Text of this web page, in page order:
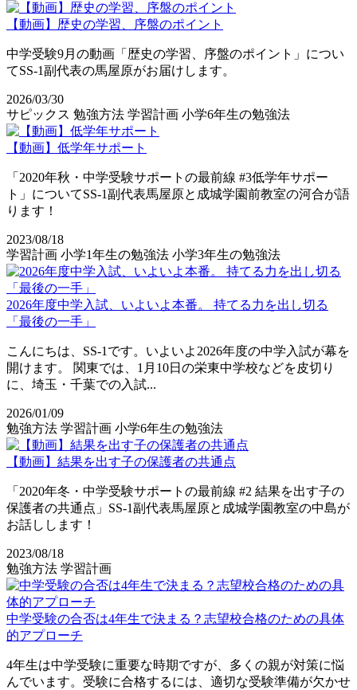
【動画】歴史の学習、序盤のポイント
中学受験9月の動画「歴史の学習、序盤のポイント」につい
てSS-1副代表の馬屋原がお届けします。
2026/03/30
サピックス 勉強方法 学習計画 小学6年生の勉強法
【動画】低学年サポート
「2020年秋・中学受験サポートの最前線 #3低学年サポー
ト」についてSS-1副代表馬屋原と成城学園前教室の河合が語
ります！
2023/08/18
学習計画 小学1年生の勉強法 小学3年生の勉強法
2026年度中学入試、いよいよ本番。 持てる力を出し切る
「最後の一手」
こんにちは、SS-1です。いよいよ2026年度の中学入試が幕を
開けます。 関東では、1月10日の栄東中学校などを皮切り
に、埼玉・千葉での入試...
2026/01/09
勉強方法 学習計画 小学6年生の勉強法
【動画】結果を出す子の保護者の共通点
「2020年冬・中学受験サポートの最前線 #2 結果を出す子の
保護者の共通点」SS-1副代表馬屋原と成城学園教室の中島が
お話しします！
2023/08/18
勉強方法 学習計画
中学受験の合否は4年生で決まる？志望校合格のための具体
的アプローチ
4年生は中学受験に重要な時期ですが、多くの親が対策に悩
んでいます。受験に合格するには、適切な受験準備が欠かせ